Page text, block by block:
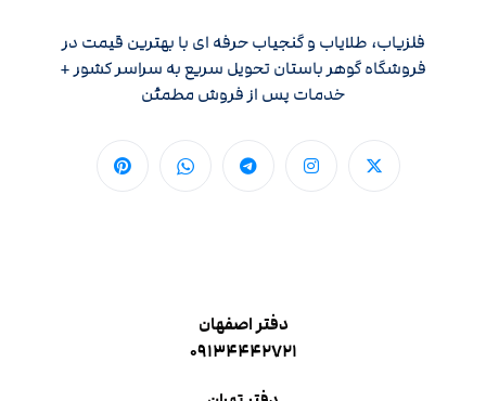
فلزیاب، طلایاب و گنجیاب حرفه ای با بهترین قیمت در
فروشگاه گوهر باستان تحویل سریع به سراسر کشور +
خدمات پس از فروش مطمئن
دفتر اصفهان
۰۹۱۳۴۴۴۲۷۲۱